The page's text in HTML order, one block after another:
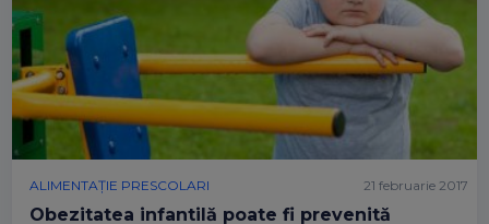
ALIMENTAȚIE PRESCOLARI
Obezitatea infantilă poate fi prevenită
21 februarie 2017